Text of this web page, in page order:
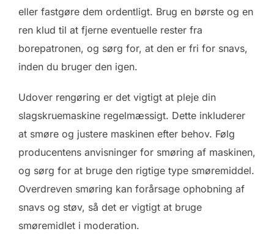
eller fastgøre dem ordentligt. Brug en børste og en
ren klud til at fjerne eventuelle rester fra
borepatronen, og sørg for, at den er fri for snavs,
inden du bruger den igen.
Udover rengøring er det vigtigt at pleje din
slagskruemaskine regelmæssigt. Dette inkluderer
at smøre og justere maskinen efter behov. Følg
producentens anvisninger for smøring af maskinen,
og sørg for at bruge den rigtige type smøremiddel.
Overdreven smøring kan forårsage ophobning af
snavs og støv, så det er vigtigt at bruge
smøremidlet i moderation.